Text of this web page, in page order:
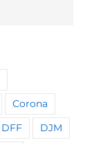
Corona
DFF DJM